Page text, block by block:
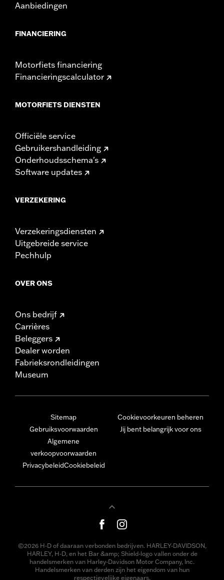
Aanbiedingen
FINANCIERING
Motorfiets financiering
Financieringscalculator
MOTORFIETS DIENSTEN
Officiële service
Gebruikershandleiding
Onderhoudsschema's
Software updates
VERZEKERING
Verzekeringsdiensten
Uitgebreide service
Pechhulp
OVER ONS
Ons bedrijf
Carrières
Beleggers
Dealer worden
Fabrieksrondleidingen
Museum
Sitemap
Gebruiksvoorwaarden
Algemene
verkoopvoorwaarden
PrivacybeleidCookiebeleid
Cookievoorkeuren beheren
Jij bent belangrijk voor ons
©2026 H-D of daaraan verbonden bedrijven. HARLEY-DAVIDSON,
HARLEY, H-D, en het Bar &amp; Shield-logo vallen onder de
handelsmerken van Harley-Davidson Motor Company, Inc.
Handelsmerken van derden zijn het eigendom van hun
respectievelijke eigenaars.